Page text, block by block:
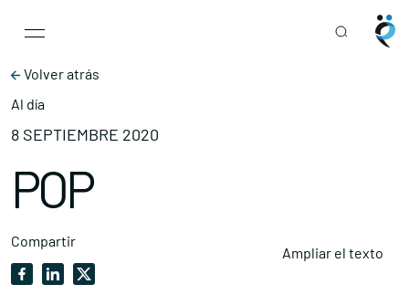
Main Navigation
Volver atrás
Al día
8 SEPTIEMBRE 2020
POP
Compartir
Ampliar el texto